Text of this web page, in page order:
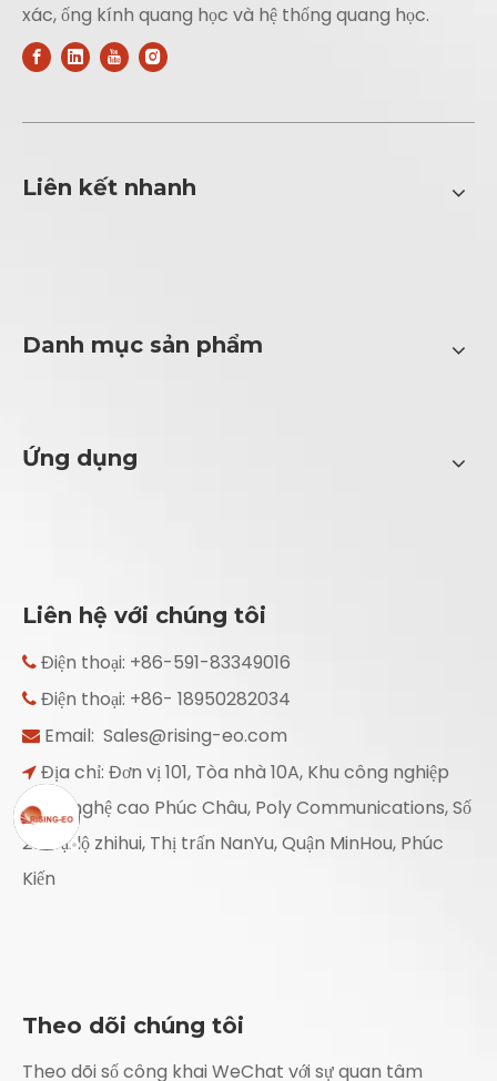
xác, ống kính quang học và hệ thống quang học.
Liên kết nhanh
Danh mục sản phẩm
Ứng dụng
Liên hệ với chúng tôi
 Điện thoại: +86-591-83349016
 Điện thoại: +86- 18950282034
 Email: Sales@rising-eo.com
 Địa chỉ: Đơn vị 101, Tòa nhà 10A, Khu công nghiệp
công nghệ cao Phúc Châu, Poly Communications, Số
20 Đại lộ zhihui, Thị trấn NanYu, Quận MinHou, Phúc
Kiến
Theo dõi chúng tôi
Theo dõi số công khai WeChat với sự quan tâm